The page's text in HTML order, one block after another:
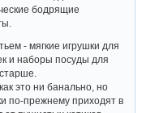
Активные натуры
яркие нотки,
запахи, деловые -
бодрящие
- мягкие игрушки для